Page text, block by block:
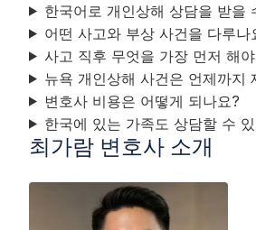
한국어로 개인상해 상담을 받을
어떤 사고와 부상 사건을 다루나
사고 직후 무엇을 가장 먼저 해
뉴욕 개인상해 사건은 언제까지
변호사 비용은 어떻게 되나요?
한국에 있는 가족도 상담할 수
최가람 변호사 소개